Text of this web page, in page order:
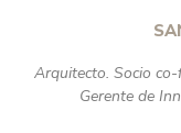
Arquitecto. Socio co-
Gerente de